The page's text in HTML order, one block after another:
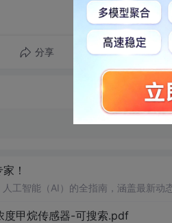
分享 转发到动态
！
工智能（AI）的全指南，涵盖最新动
甲烷传感器-可搜索.pdf